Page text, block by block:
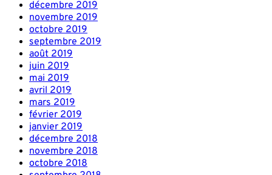
décembre 2019
novembre 2019
octobre 2019
septembre 2019
août 2019
juin 2019
mai 2019
avril 2019
mars 2019
février 2019
janvier 2019
décembre 2018
novembre 2018
octobre 2018